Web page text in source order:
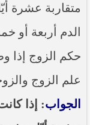
متقاربة عشرة
الدم أربعة أو
حكم الزوج إذا
علم الزوج
الجواب: إذا